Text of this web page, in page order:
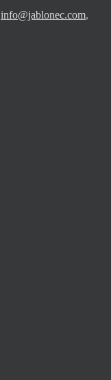
info@jablonec.com,